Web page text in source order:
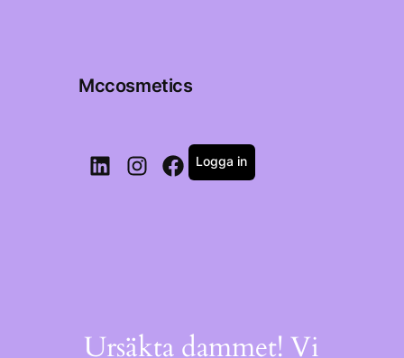
Mccosmetics
LinkedInInstagramFacebook
Logga in
Ursäkta dammet! Vi